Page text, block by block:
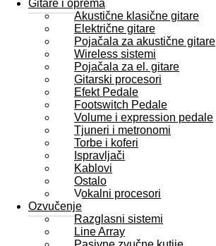
Gitare i oprema
Akustične klasične gitare
Električne gitare
Pojačala za akustične gitare
Wireless sistemi
Pojačala za el. gitare
Gitarski procesori
Efekt Pedale
Footswitch Pedale
Volume i expression pedale
Tjuneri i metronomi
Torbe i koferi
Ispravljači
Kablovi
Ostalo
Vokalni procesori
Ozvučenje
Razglasni sistemi
Line Array